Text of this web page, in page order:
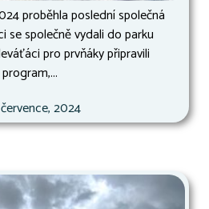
proběhla poslední společná
se společně vydali do parku
pro prvňáky připravili
program,...
2024